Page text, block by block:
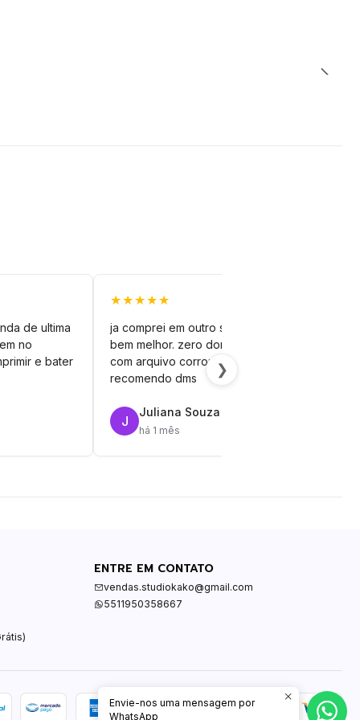
de ultima
no
e bater
★★★★★
ja comprei em outro site mas esse é
bem melhor. zero dor de cabeça
com arquivo corrompido.
recomendo dms
J
Juliana Souza
há 1 mês
❯
ENTRE EM CONTATO
vendas.studiokako@gmail.com
5511950358667
Envie-nos uma mensagem por
WhatsApp